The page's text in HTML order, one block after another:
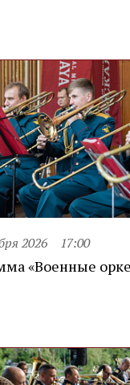
2026 17:00
«Военные